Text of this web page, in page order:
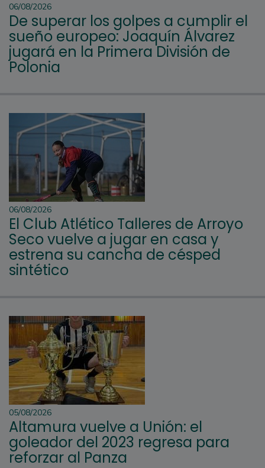
06/08/2026
De superar los golpes a cumplir el
sueño europeo: Joaquín Álvarez
jugará en la Primera División de
Polonia
06/08/2026
El Club Atlético Talleres de Arroyo
Seco vuelve a jugar en casa y
estrena su cancha de césped
sintético
05/08/2026
Altamura vuelve a Unión: el
goleador del 2023 regresa para
reforzar al Panza